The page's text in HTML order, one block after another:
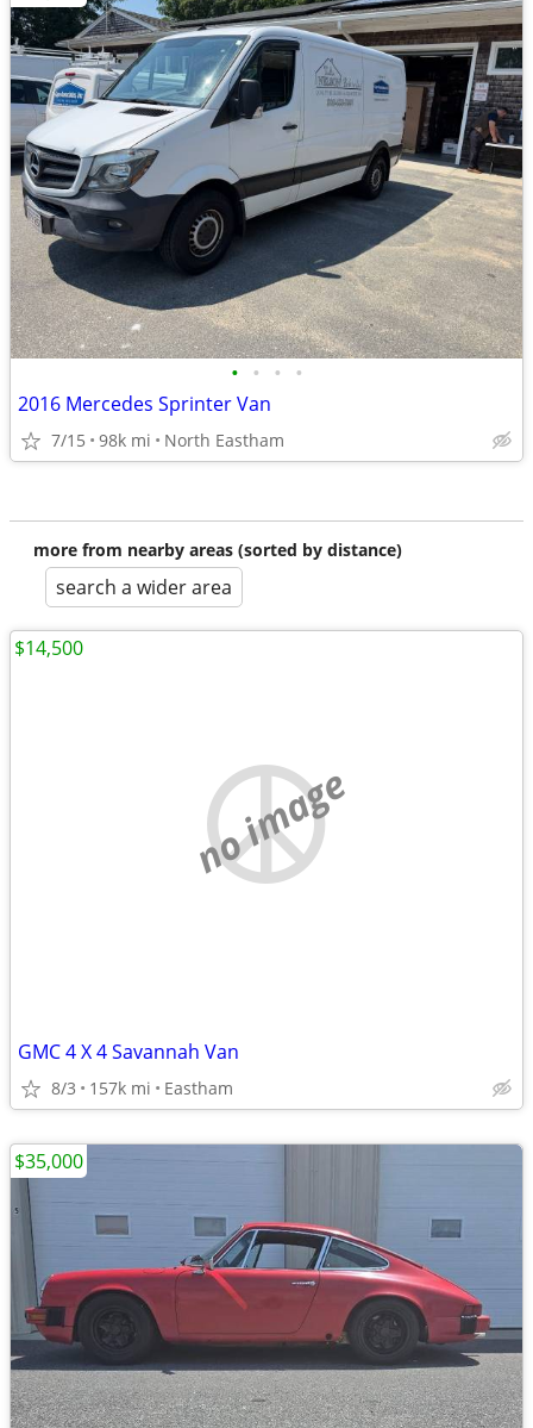
• • • •
2016 Mercedes Sprinter Van
7/15 98k mi North Eastham
more from nearby areas (sorted by distance)
search a wider area
no image
GMC 4 X 4 Savannah Van
8/3 157k mi Eastham
$14,500
$35,000